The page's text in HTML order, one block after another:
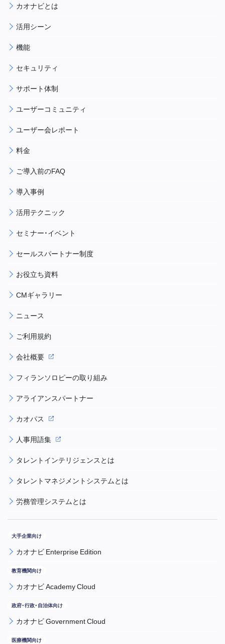
カオナビとは
活用シーン
機能
セキュリティ
サポート体制
ユーザーコミュニティ
ユーザー会レポート
料金
ご導入前のFAQ
導入事例
活用テクニック
セミナー・イベント
セールスパートナー制度
お役立ち資料
CMギャラリー
ニュース
ご利用規約
会社概要
フィランソロピーの取り組み
アライアンスパートナー
カオパス
人事用語集
タレントインテリジェンスとは
タレントマネジメントシステムとは
労務管理システムとは
カオナビ Enterprise Edition
カオナビ Academy Cloud
カオナビ Government Cloud